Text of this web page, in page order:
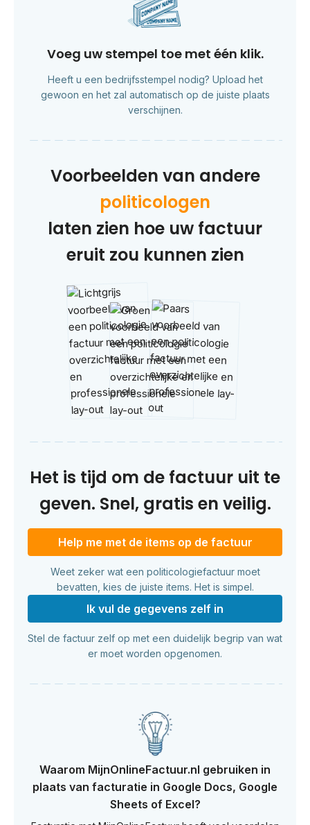
Voeg uw stempel toe met één klik.
Heeft u een bedrijfsstempel nodig? Upload het
gewoon en het zal automatisch op de juiste plaats
verschijnen.
Voorbeelden van andere
politicologen
laten zien hoe uw factuur
eruit zou kunnen zien
Het is tijd om de factuur uit te
geven. Snel, gratis en veilig.
Help me met de items op de factuur
Weet zeker wat een politicologiefactuur moet
bevatten, kies de juiste items. Het is simpel.
Ik vul de gegevens zelf in
Stel de factuur zelf op met een duidelijk begrip van wat
er moet worden opgenomen.
Waarom MijnOnlineFactuur.nl gebruiken in
plaats van facturatie in Google Docs, Google
Sheets of Excel?